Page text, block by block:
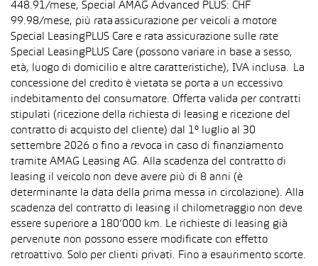
448.91/mese, Special AMAG Advanced PLUS: CHF
99.98/mese, più rata assicurazione per veicoli a motore
Special LeasingPLUS Care e rata assicurazione sulle rate
Special LeasingPLUS Care (possono variare in base a sesso,
età, luogo di domicilio e altre caratteristiche), IVA inclusa. La
concessione del credito è vietata se porta a un eccessivo
indebitamento del consumatore. Offerta valida per contratti
stipulati (ricezione della richiesta di leasing e ricezione del
contratto di acquisto del cliente) dal 1° luglio al 30
settembre 2026 o fino a revoca in caso di finanziamento
tramite AMAG Leasing AG. Alla scadenza del contratto di
leasing il veicolo non deve avere più di 8 anni (è
determinante la data della prima messa in circolazione). Alla
scadenza del contratto di leasing il chilometraggio non deve
essere superiore a 180’000 km. Le richieste di leasing già
pervenute non possono essere modificate con effetto
retroattivo. Solo per clienti privati. Fino a esaurimento scorte.